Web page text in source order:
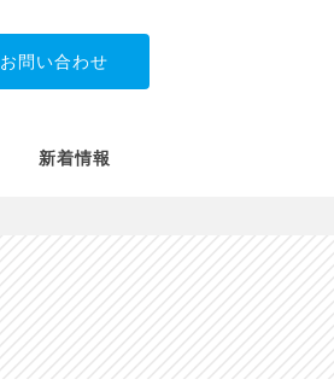
お問い合わせ
新着情報